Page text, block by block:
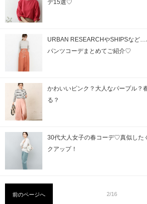
デ15選♡
URBAN RESEARCHやSHIPSなど
パンツコーデまとめてご紹介♡
かわいいピンク？大人なパープル？
る？
30代大人女子の春コーデ♡真似した
クアップ！
2/16
前のページへ